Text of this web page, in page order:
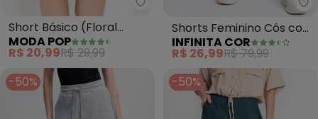
Moda Pop - Short Básico
Short Básico (Floral
Bege)
MODA POP
R$ 20,99R$ 29,99
Shorts Feminino Cós com
Elástico (Vermelho)
INFINITA COR
R$ 26,99R$ 79,99
-50%
-50%